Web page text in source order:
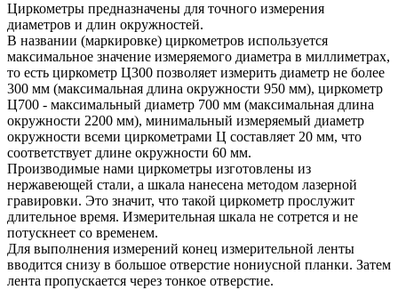
Циркометры предназначены для точного измерения
диаметров и длин окружностей.
В названии (маркировке) циркометров используется
максимальное значение измеряемого диаметра в миллиметрах,
то есть циркометр Ц300 позволяет измерить диаметр не более
300 мм (максимальная длина окружности 950 мм), циркометр
Ц700 - максимальный диаметр 700 мм (максимальная длина
окружности 2200 мм), минимальный измеряемый диаметр
окружности всеми циркометрами Ц составляет 20 мм, что
соответствует длине окружности 60 мм.
Производимые нами циркометры изготовлены из
нержавеющей стали, а шкала нанесена методом лазерной
гравировки. Это значит, что такой циркометр прослужит
длительное время. Измерительная шкала не сотрется и не
потускнеет со временем.
Для выполнения измерений конец измерительной ленты
вводится снизу в большое отверстие нониусной планки. Затем
лента пропускается через тонкое отверстие.